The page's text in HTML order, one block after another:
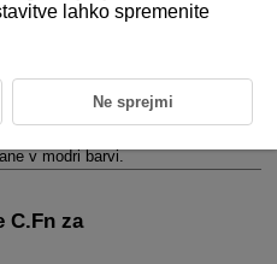
osvetlitev
C.Fn/Ponastavitev]
na polju [
v modri barvi.
C.Fn za
lahko spremenite
Ne sprejmi